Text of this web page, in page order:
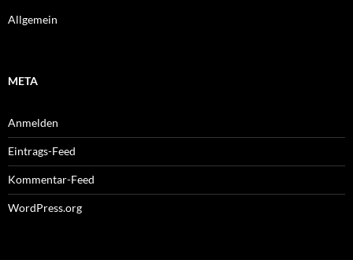
Allgemein
META
Anmelden
Eintrags-Feed
Kommentar-Feed
WordPress.org